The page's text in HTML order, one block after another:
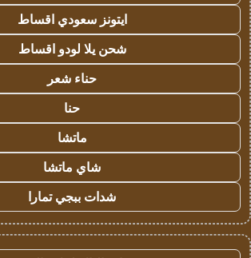
ايتونز سعودي اقساط
شحن يلا لودو اقساط
حناء شعر
حنا
ماتشا
شاي ماتشا
شدات ببجي تمارا